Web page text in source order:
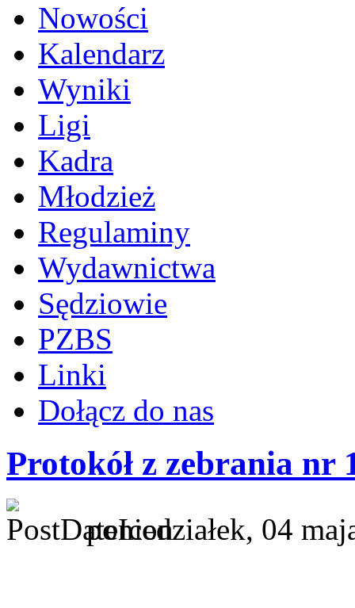
Nowości
Kalendarz
Wyniki
Ligi
Kadra
Młodzież
Regulaminy
Wydawnictwa
Sędziowie
PZBS
Linki
Dołącz do nas
Protokół z zebrania nr
poniedziałek, 04